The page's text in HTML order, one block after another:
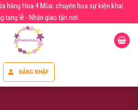
hàng Hoa 4 Mùa: chuyên hoa sự kiện khai
tang lễ - Nhận giao tận nơi
ĐĂNG NHẬP